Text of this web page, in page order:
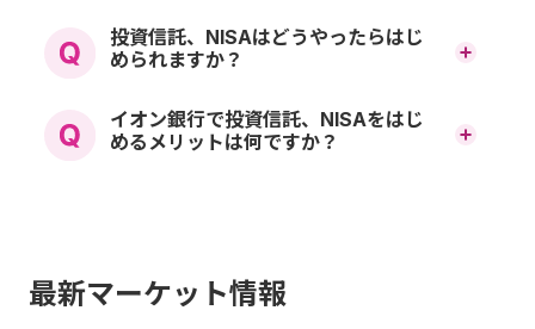
日本にお住まいの18歳以上の方（NISA口座開設年
つみたて投資枠が年間120万円、成長投資枠が年間
240万円まで非課税で投資できます。
つみたて投資枠と成長投資
ります。
投資信託、NISAはどうやったらはじ
められますか？
証券口座（金融商品仲介口
か、店頭でスタッフをご相
イオン銀行で投資信託、NISAをはじ
めるメリットは何ですか？
とする多彩で豊富な商品ラ
最新マーケット情報